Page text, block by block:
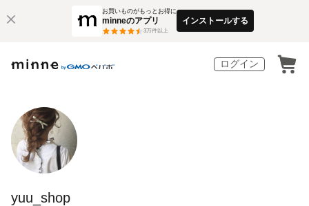
お買いものがもっとお得に
minneのアプリ
3万件以上
インストールする
ログイン
yuu_shop